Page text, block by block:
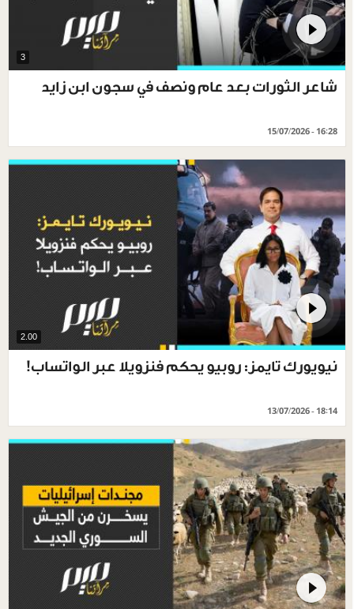
3
شاعر الثورات بعد عام ونصف في سجون ابن زايد
15/07/2026 - 16:28
2.00
نيويورك تايمز: روبيو يحكم فنزويلا عبر الواتساب!
13/07/2026 - 18:14